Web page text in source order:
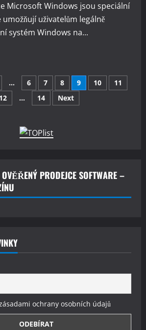
Microsoft Windows jsou speciální
uživatelům legálně
systém Windows na...
… 6 7 8 9 10
11
12
… 14 Next
PRODEJCE SOFTWARE –
ochrany osobních údajů